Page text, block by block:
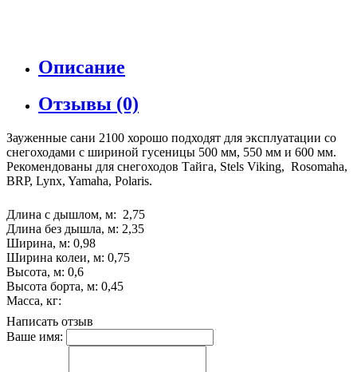
Описание
Отзывы (0)
Зауженные сани 2100 хорошо подходят для эксплуатации со
снегоходами с шириной гусеницы 500 мм, 550 мм и 600 мм.
Рекомендованы для снегоходов Тайга, Stels Viking, Rosomaha,
BRP, Lynx, Yamaha, Polaris.
Длина с дышлом, м: 2,75
Длина без дышла, м: 2,35
Ширина, м: 0,98
Ширина колеи, м: 0,75
Высота, м: 0,6
Высота борта, м: 0,45
Масса, кг:
Написать отзыв
Ваше имя: